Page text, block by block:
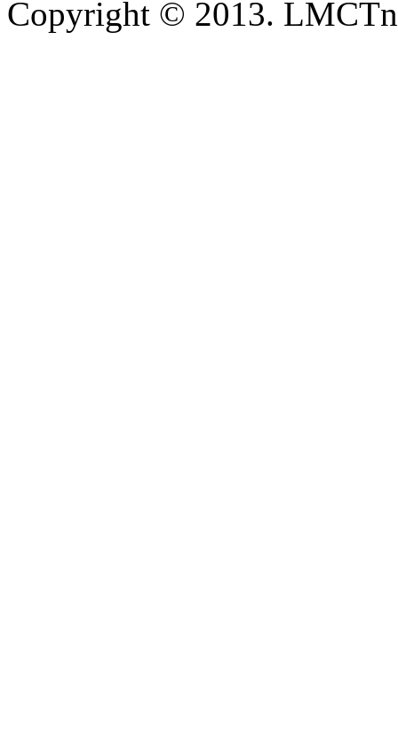
Copyright © 2013.